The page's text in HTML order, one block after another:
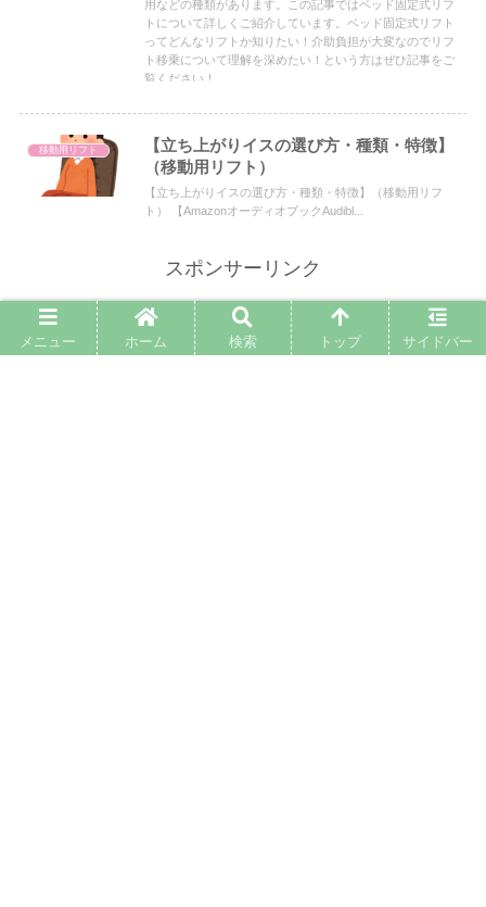
用などの種類があります。この記事ではベッド固定式リフ
トについて詳しくご紹介しています。ベッド固定式リフト
ってどんなリフトか知りたい！介助負担が大変なのでリフ
ト移乗について理解を深めたい！という方はぜひ記事をご
覧ください！
移動用リフト
【立ち上がりイスの選び方・種類・特徴】
（移動用リフト）
【立ち上がりイスの選び方・種類・特徴】（移動用リフ
ト） 【AmazonオーディオブックAudibl...
スポンサーリンク
メニュー ホーム 検索 トップ サイドバー